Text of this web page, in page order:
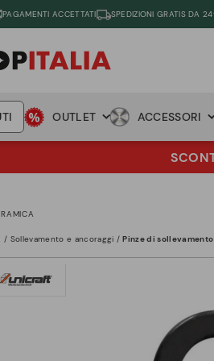
PAGAMENTI ACCETTATI SPEDIZIONI GRATIS DA
OUTLET ACCESSORI
Sollevamento e ancoraggi Pinze di